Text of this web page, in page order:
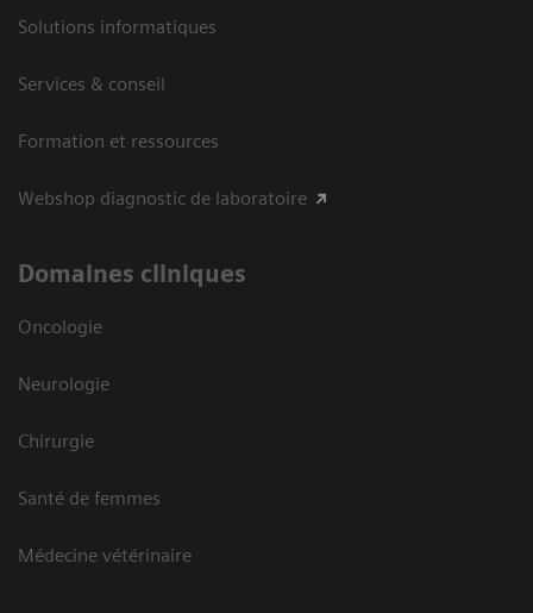
Solutions informatiques
Services & conseil
Formation et ressources
Webshop diagnostic de laboratoire
Domaines cliniques
Oncologie
Neurologie
Chirurgie
Santé de femmes
Médecine vétérinaire